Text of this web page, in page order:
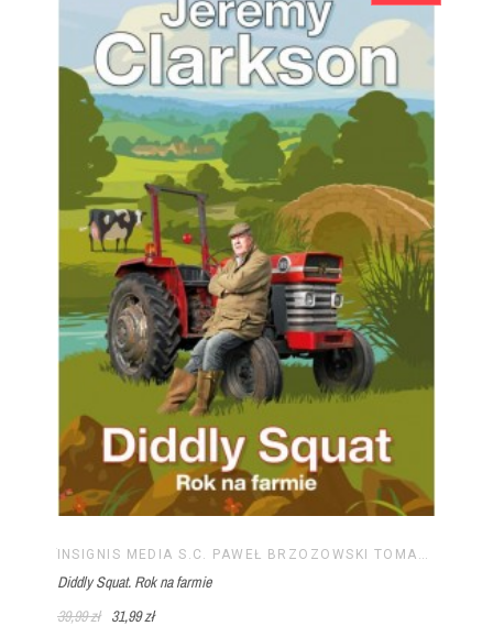
Diddly Squat. Rok na farmie
39,99 zł
31,99 zł